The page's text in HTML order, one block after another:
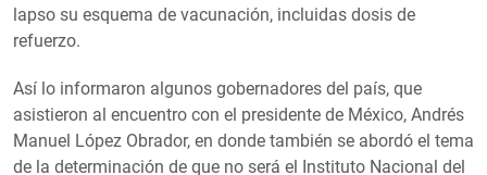
lapso su esquema de vacunación, incluidas dosis de
refuerzo.
Así lo informaron algunos gobernadores del país, que
asistieron al encuentro con el presidente de México, Andrés
Manuel López Obrador, en donde también se abordó el tema
de la determinación de que no será el Instituto Nacional del